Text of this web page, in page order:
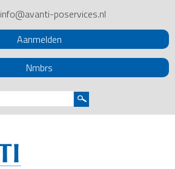
info@avanti-poservices.nl
Aanmelden
Nmbrs